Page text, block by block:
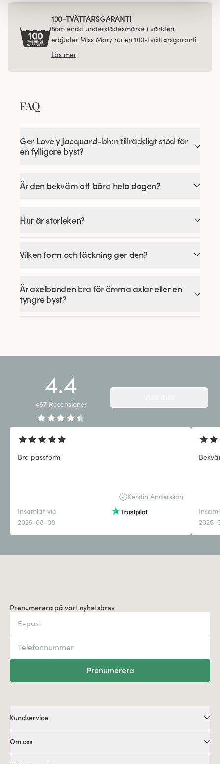
100-TVÄTTARSGARANTI
Som enda underklädesmärke i världen
erbjuder Miss Mary nu en 100-tvättarsgaranti.
Läs mer
FAQ
Ger Lovely Jacquard-bh:n tillräckligt stöd för
en fylligare byst?
Är den bekväm att bära hela dagen?
Hur är storleken?
Vilken form och täckning ger den?
Är axelbanden bra för ömma axlar eller en
tyngre byst?
4.4
467 Recensioner
Bra passform
Kerstin Andersson
Insamlat via
2026-08-08
2026-
Prenumerera på vårt nyhetsbrev
Prenumerera
Kundservice
Om oss